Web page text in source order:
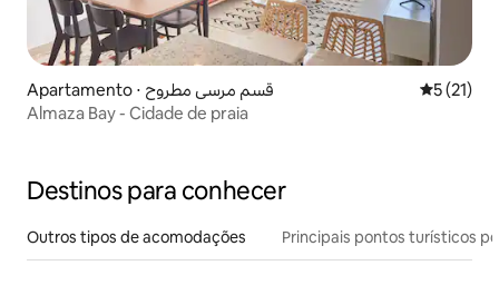
Apartamento ⋅ قسم مرسى مطروح 5 de uma
5 (21)
Almaza Bay - Cidade de praia
Destinos para conhecer
Outros tipos de acomodações Principais pontos turísticos